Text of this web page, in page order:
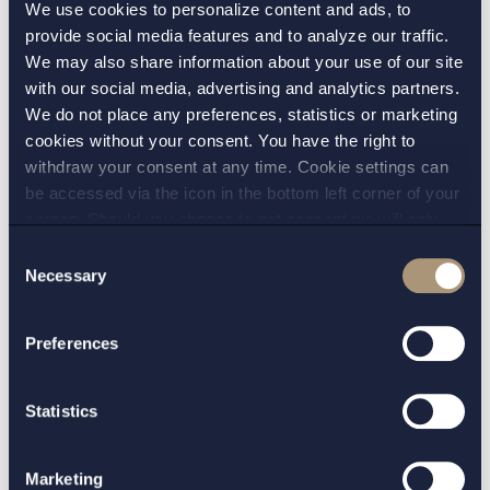
We use cookies to personalize content and ads, to
provide social media features and to analyze our traffic.
We may also share information about your use of our site
with our social media, advertising and analytics partners.
We do not place any preferences, statistics or marketing
cookies without your consent. You have the right to
withdraw your consent at any time. Cookie settings can
be accessed via the icon in the bottom left corner of your
andprivacy policy
for more details on cookies and our
Selection
Necessary
Preferences
Statistics
Marketing
Partners. Vi går en spännande tid till mötes och
ser fram emot att vara med och driva
utvecklingen framåt. Vi vill också tacka
Chambers and Partners för denna fina
utmärkelse. Tack!
KONTAKT:
Henrik Kjellander
NÄSTA ARTIKEL